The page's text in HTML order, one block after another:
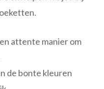
attente manier om
de bonte kleuren